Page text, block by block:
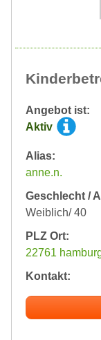
Angebot ist:
Aktiv
Alias:
anne.n.
Geschlecht /
Weiblich/ 40
PLZ Ort:
22761
Kontakt: